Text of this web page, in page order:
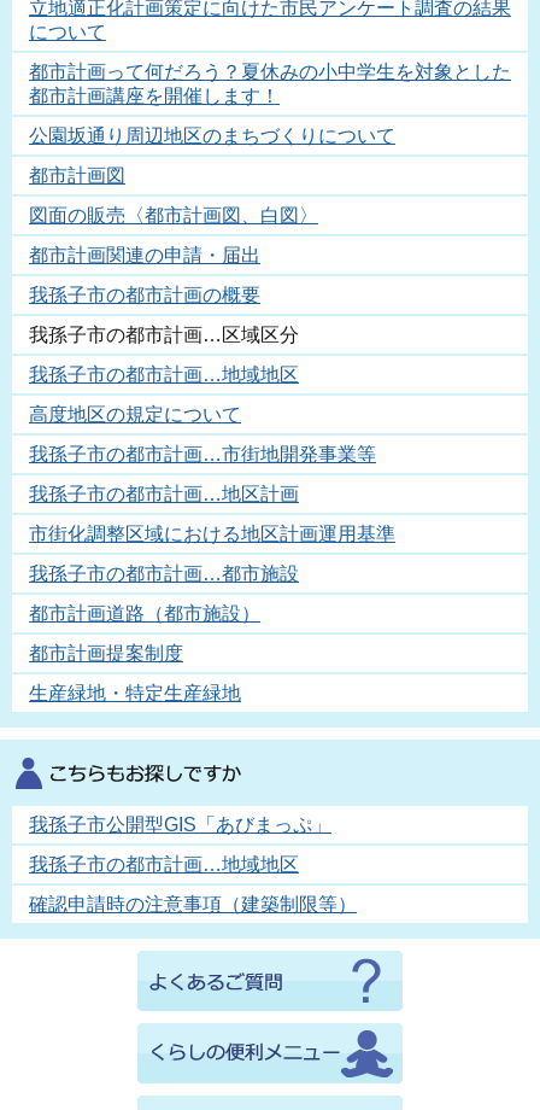
立地適正化計画策定に向けた市民アンケート調査の結果
について
都市計画って何だろう？夏休みの小中学生を対象とした
都市計画講座を開催します！
公園坂通り周辺地区のまちづくりについて
都市計画図
図面の販売〈都市計画図、白図〉
都市計画関連の申請・届出
我孫子市の都市計画の概要
我孫子市の都市計画…区域区分
我孫子市の都市計画…地域地区
高度地区の規定について
我孫子市の都市計画…市街地開発事業等
我孫子市の都市計画…地区計画
市街化調整区域における地区計画運用基準
我孫子市の都市計画…都市施設
都市計画道路（都市施設）
都市計画提案制度
生産緑地・特定生産緑地
我孫子市公開型GIS「あびまっぷ」
我孫子市の都市計画…地域地区
確認申請時の注意事項（建築制限等）